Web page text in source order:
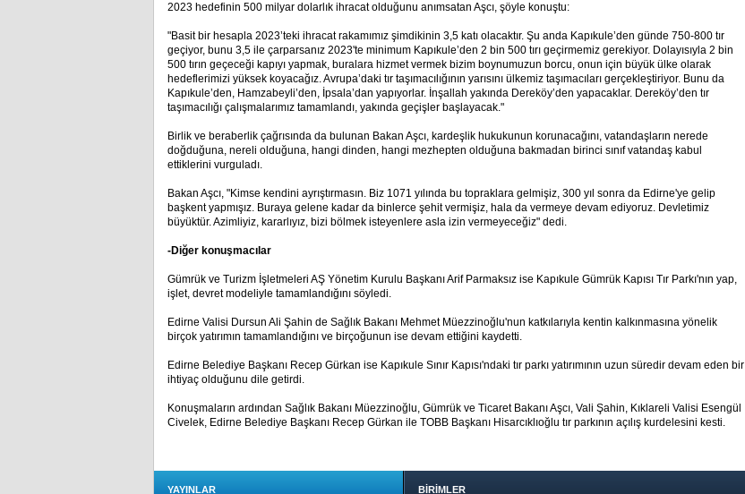
2023 hedefinin 500 milyar dolarlık ihracat olduğunu anımsatan Aşcı, şöyle konuştu:
"Basit bir hesapla 2023’teki ihracat rakamımız şimdikinin 3,5 katı olacaktır. Şu anda Kapıkule’den günde 750-800 tır
geçiyor, bunu 3,5 ile çarparsanız 2023'te minimum Kapıkule’den 2 bin 500 tırı geçirmemiz gerekiyor. Dolayısıyla 2 bin
500 tırın geçeceği kapıyı yapmak, buralara hizmet vermek bizim boynumuzun borcu, onun için büyük ülke olarak
hedeflerimizi yüksek koyacağız. Avrupa’daki tır taşımacılığının yarısını ülkemiz taşımacıları gerçekleştiriyor. Bunu da
Kapıkule’den, Hamzabeyli’den, İpsala’dan yapıyorlar. İnşallah yakında Dereköy’den yapacaklar. Dereköy’den tır
taşımacılığı çalışmalarımız tamamlandı, yakında geçişler başlayacak."
Birlik ve beraberlik çağrısında da bulunan Bakan Aşcı, kardeşlik hukukunun korunacağını, vatandaşların nerede
doğduğuna, nereli olduğuna, hangi dinden, hangi mezhepten olduğuna bakmadan birinci sınıf vatandaş kabul
ettiklerini vurguladı.
Bakan Aşcı, "Kimse kendini ayrıştırmasın. Biz 1071 yılında bu topraklara gelmişiz, 300 yıl sonra da Edirne'ye gelip
başkent yapmışız. Buraya gelene kadar da binlerce şehit vermişiz, hala da vermeye devam ediyoruz. Devletimiz
büyüktür. Azimliyiz, kararlıyız, bizi bölmek isteyenlere asla izin vermeyeceğiz" dedi.
-Diğer konuşmacılar
Gümrük ve Turizm İşletmeleri AŞ Yönetim Kurulu Başkanı Arif Parmaksız ise Kapıkule Gümrük Kapısı Tır Parkı'nın yap,
işlet, devret modeliyle tamamlandığını söyledi.
Edirne Valisi Dursun Ali Şahin de Sağlık Bakanı Mehmet Müezzinoğlu'nun katkılarıyla kentin kalkınmasına yönelik
birçok yatırımın tamamlandığını ve birçoğunun ise devam ettiğini kaydetti.
Edirne Belediye Başkanı Recep Gürkan ise Kapıkule Sınır Kapısı'ndaki tır parkı yatırımının uzun süredir devam eden bir
ihtiyaç olduğunu dile getirdi.
Konuşmaların ardından Sağlık Bakanı Müezzinoğlu, Gümrük ve Ticaret Bakanı Aşcı, Vali Şahin, Kıklareli Valisi Esengül
Civelek, Edirne Belediye Başkanı Recep Gürkan ile TOBB Başkanı Hisarcıklıoğlu tır parkının açılış kurdelesini kesti.
YAYINLAR BİRİMLER